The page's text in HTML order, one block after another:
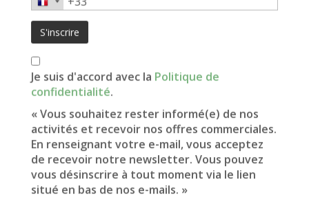
PAIEMENTS ACCEPTÉS
Je suis d'accord avec la Politique de
confidentialité.
« Vous souhaitez rester informé(e) de nos
activités et recevoir nos offres commerciales.
En renseignant votre e-mail, vous acceptez
de recevoir notre newsletter. Vous pouvez
vous désinscrire à tout moment via le lien
situé en bas de nos e-mails. »